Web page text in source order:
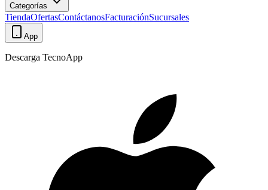
Categorías
TiendaOfertasContáctanosFacturaciónSucursales
App
Descarga TecnoApp